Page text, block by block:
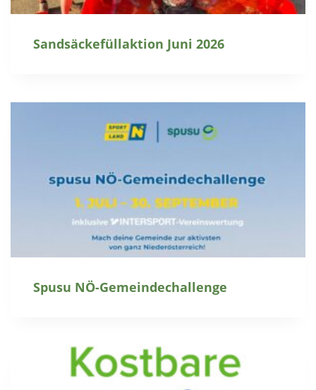
Sandsäckefüllaktion Juni 2026
Spusu NÖ-Gemeindechallenge